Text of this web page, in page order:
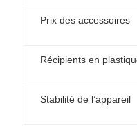
Prix des accessoires
Récipients en
Stabilité de l’appareil